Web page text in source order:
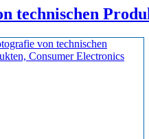
technischen